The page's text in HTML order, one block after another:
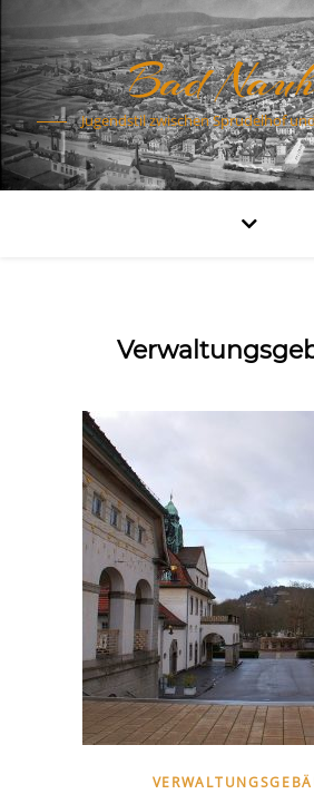
Bad
Jugendstil zwischen Sprudelhof